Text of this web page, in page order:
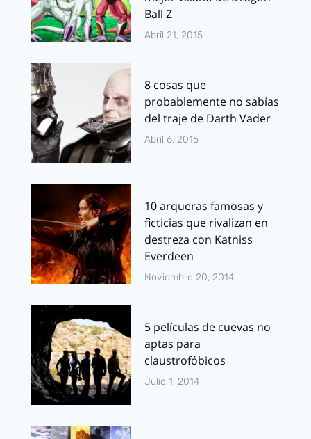
Ball Z
Abril 21, 2015
8 cosas que
probablemente no sabías
del traje de Darth Vader
Abril 6, 2015
10 arqueras famosas y
ficticias que rivalizan en
destreza con Katniss
Everdeen
Noviembre 20, 2014
5 películas de cuevas no
aptas para
claustrofóbicos
Julio 1, 2014